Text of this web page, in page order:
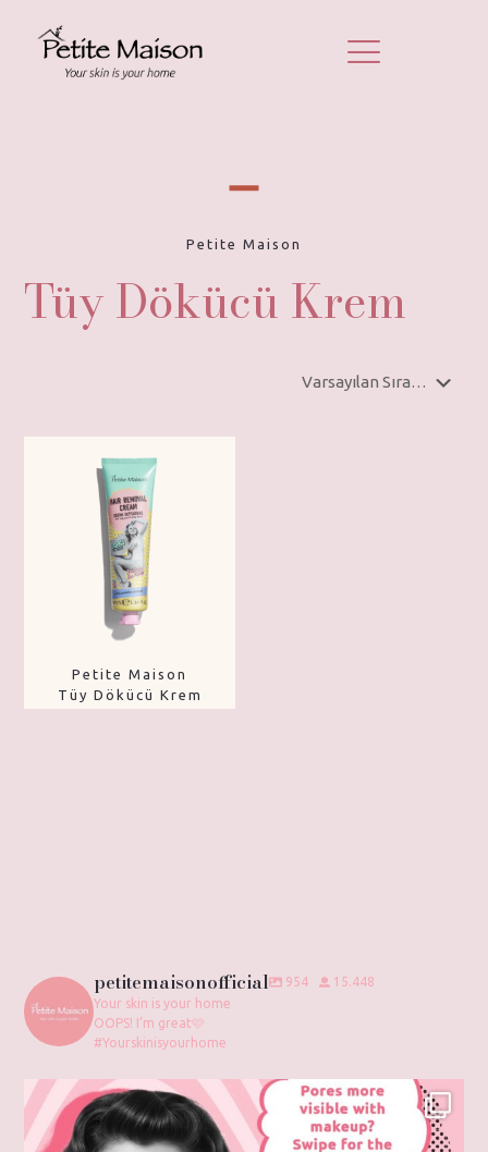
Petite Maison
Tüy Dökücü Krem
Petite Maison
Tüy Dökücü Krem
petitemaisonofficial 954
15.448
Your skin is your home
OOPS! I’m great🩷
#Yourskinisyourhome
Swipe to discover the secret to flawless-looking
1